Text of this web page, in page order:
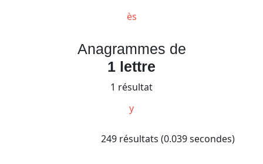
ès
Anagrammes de
1 lettre
1 résultat
y
249 résultats (0.039 secondes)